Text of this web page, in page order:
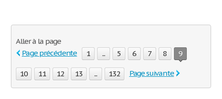
Aller à la page
Page précédente
1 ... 5 6 7 8 9
10 11 12 13 ... 132 Page suivante